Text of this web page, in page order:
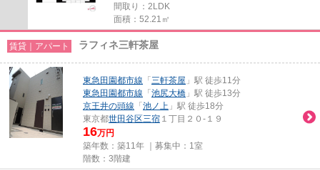
間取り：2LDK
面積：52.21㎡
賃貸｜アパート ラフィネ三軒茶屋
東急田園都市線 「 三軒茶屋 」駅 徒歩11分
東急田園都市線 「 池尻大橋 」駅 徒歩13分
京王井の頭線 「 池ノ上 」駅 徒歩18分
東京都世田谷区三宿 １丁目２０-１９
16万円
築年数：築11年 ｜募集中： 1室
階数：3階建